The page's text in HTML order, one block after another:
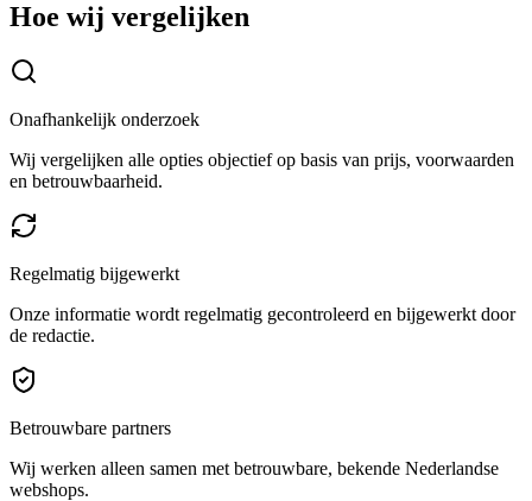
Hoe wij vergelijken
Onafhankelijk onderzoek
Wij vergelijken alle opties objectief op basis van prijs, voorwaarden
en betrouwbaarheid.
Regelmatig bijgewerkt
Onze informatie wordt regelmatig gecontroleerd en bijgewerkt door
de redactie.
Betrouwbare partners
Wij werken alleen samen met betrouwbare, bekende Nederlandse
webshops.